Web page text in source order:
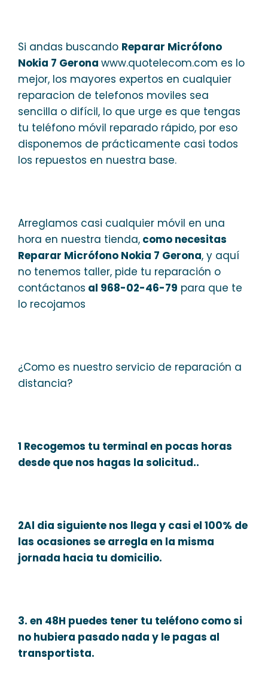
Si andas buscando Reparar Micrófono
Nokia 7 Gerona www.quotelecom.com es lo
mejor, los mayores expertos en cualquier
reparacion de telefonos moviles sea
sencilla o difícil, lo que urge es que tengas
tu teléfono móvil reparado rápido, por eso
disponemos de prácticamente casi todos
los repuestos en nuestra base.
Arreglamos casi cualquier móvil en una
hora en nuestra tienda, como necesitas
Reparar Micrófono Nokia 7 Gerona, y aquí
no tenemos taller, pide tu reparación o
contáctanos al 968-02-46-79 para que te
lo recojamos
¿Como es nuestro servicio de reparación a
distancia?
1 Recogemos tu terminal en pocas horas
desde que nos hagas la solicitud..
2Al dia siguiente nos llega y casi el 100% de
las ocasiones se arregla en la misma
jornada hacia tu domicilio.
3. en 48H puedes tener tu teléfono como si
no hubiera pasado nada y le pagas al
transportista.